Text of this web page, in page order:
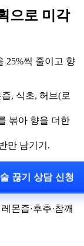
으로 미각
25%씩 줄이고 향
, 식초, 허브(로
볶아 향을 더한
만 남기기.
끊기 상담 신청
몬즙·후추·참깨